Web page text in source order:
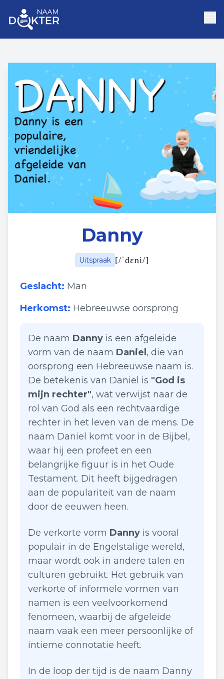
Danny
Uitspraak [/ˈdɛni/]
Geslacht: Man
Herkomst: Hebreeuwse oorsprong
De naam Danny is een afgeleide
vorm van de naam Daniel , die van
oorsprong een Hebreeuwse naam is.
De betekenis van Daniel is "God is
mijn rechter", wat verwijst naar de
rol van God als een rechtvaardige
rechter in het leven van de mens. De
naam Daniel komt voor in de Bijbel,
waar hij een profeet en een
belangrijke figuur is in het Oude
Testament. Dit heeft bijgedragen
aan de populariteit van de naam
door de eeuwen heen.
De verkorte vorm Danny is vooral
populair in de Engelstalige wereld,
maar wordt ook in andere talen en
culturen gebruikt. Het gebruik van
verkorte of informele vormen van
namen is een veelvoorkomend
fenomeen, waarbij de afgeleide
naam vaak een meer persoonlijke of
intieme connotatie heeft.
In de loop der tijd is de naam Danny